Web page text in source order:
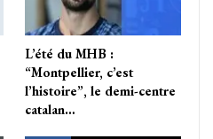
L’été du MHB :
“Montpellier, c’est
l’histoire”, le demi-centre
catalan…